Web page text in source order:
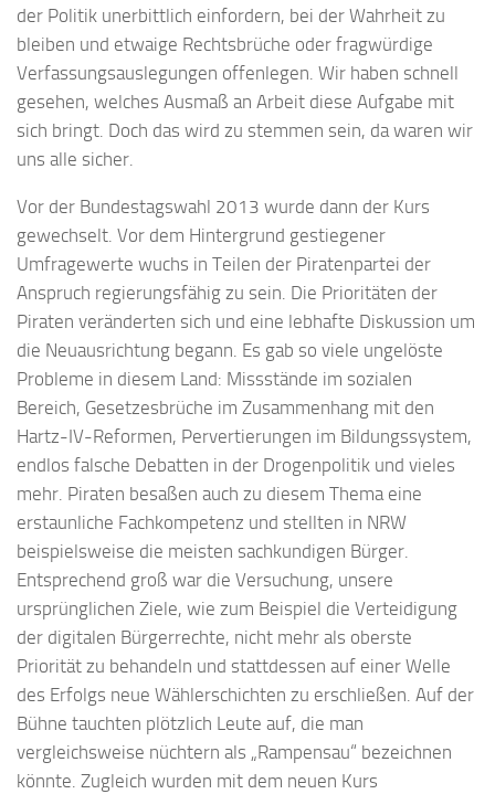
der Politik unerbittlich einfordern, bei der Wahrheit zu
bleiben und etwaige Rechtsbrüche oder fragwürdige
Verfassungsauslegungen offenlegen. Wir haben schnell
gesehen, welches Ausmaß an Arbeit diese Aufgabe mit
sich bringt. Doch das wird zu stemmen sein, da waren wir
uns alle sicher.
Vor der Bundestagswahl 2013 wurde dann der Kurs
gewechselt. Vor dem Hintergrund gestiegener
Umfragewerte wuchs in Teilen der Piratenpartei der
Anspruch regierungsfähig zu sein. Die Prioritäten der
Piraten veränderten sich und eine lebhafte Diskussion um
die Neuausrichtung begann. Es gab so viele ungelöste
Probleme in diesem Land: Missstände im sozialen
Bereich, Gesetzesbrüche im Zusammenhang mit den
Hartz-IV-Reformen, Pervertierungen im Bildungssystem,
endlos falsche Debatten in der Drogenpolitik und vieles
mehr. Piraten besaßen auch zu diesem Thema eine
erstaunliche Fachkompetenz und stellten in NRW
beispielsweise die meisten sachkundigen Bürger.
Entsprechend groß war die Versuchung, unsere
ursprünglichen Ziele, wie zum Beispiel die Verteidigung
der digitalen Bürgerrechte, nicht mehr als oberste
Priorität zu behandeln und stattdessen auf einer Welle
des Erfolgs neue Wählerschichten zu erschließen. Auf der
Bühne tauchten plötzlich Leute auf, die man
vergleichsweise nüchtern als „Rampensau“ bezeichnen
könnte. Zugleich wurden mit dem neuen Kurs